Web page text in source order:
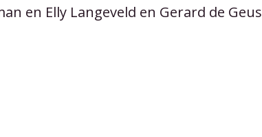
en Elly Langeveld en Gerard de Geus